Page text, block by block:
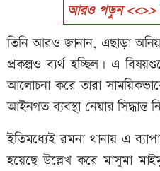
আরও পড়ুন <<>>
তিনি আরও জানান, এছাড়া
প্রকল্পও ব্যর্থ হচ্ছিল। এ
আলোচনা করে তারা
আইনগত ব্যবস্থা নেয়ার সিদ্ধান্ত
ইতিমধ্যেই রমনা থানায় এ
হয়েছে উল্লেখ করে মাসুমা